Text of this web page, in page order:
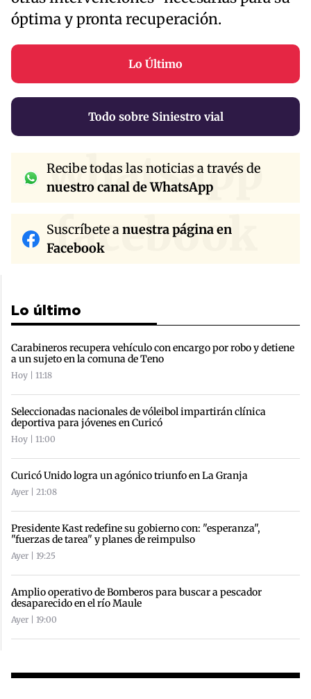
óptima y pronta recuperación.
Lo Último
Todo sobre Siniestro vial
whatsapp
Recibe todas las noticias a través de
nuestro canal de WhatsApp
facebook
Suscríbete anuestra página en
Facebook
Lo último
Carabineros recupera vehículo con encargo por robo y detiene
a un sujeto en la comuna de Teno
Hoy | 11:18
Seleccionadas nacionales de vóleibol impartirán clínica
deportiva para jóvenes en Curicó
Hoy | 11:00
Curicó Unido logra un agónico triunfo en La Granja
Ayer | 21:08
Presidente Kast redefine su gobierno con: "esperanza",
"fuerzas de tarea" y planes de reimpulso
Ayer | 19:25
Amplio operativo de Bomberos para buscar a pescador
desaparecido en el río Maule
Ayer | 19:00